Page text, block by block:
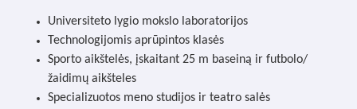
Universiteto lygio mokslo laboratorijos
Technologijomis aprūpintos klasės
Sporto aikštelės, įskaitant 25 m baseiną ir futbolo/
žaidimų aikšteles
Specializuotos meno studijos ir teatro salės